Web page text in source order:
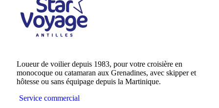
Loueur de voilier depuis 1983, pour votre croisière en
monocoque ou catamaran aux Grenadines, avec skipper et
hôtesse ou sans équipage depuis la Martinique.
Service commercial